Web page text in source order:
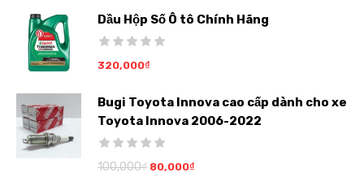
Dầu Hộp Số Ô tô Chính Hãng
320,000₫
Bugi Toyota Innova cao cấp dành cho xe
Toyota Innova 2006-2022
100,000₫ 80,000₫